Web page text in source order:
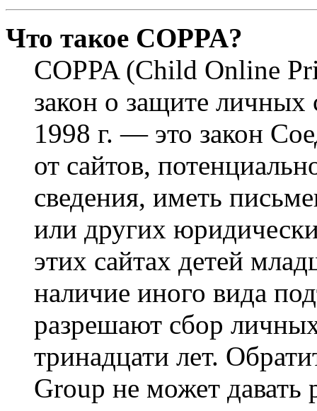
Что такое COPPA?
COPPA (Child Online
закон о защите личных
1998 г. — это закон
от сайтов,
сведения, иметь
или других
этих сайтах детей
наличие иного вида
разрешают сбор
тринадцати лет.
Group не может